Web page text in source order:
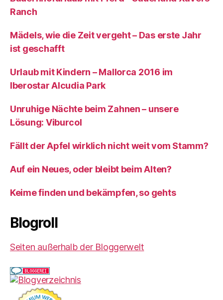
Ranch
Mädels, wie die Zeit vergeht – Das erste Jahr
ist geschafft
Urlaub mit Kindern – Mallorca 2016 im
Iberostar Alcudia Park
Unruhige Nächte beim Zahnen – unsere
Lösung: Viburcol
Fällt der Apfel wirklich nicht weit vom Stamm?
Auf ein Neues, oder bleibt beim Alten?
Keime finden und bekämpfen, so gehts
Blogroll
Seiten außerhalb der Bloggerwelt